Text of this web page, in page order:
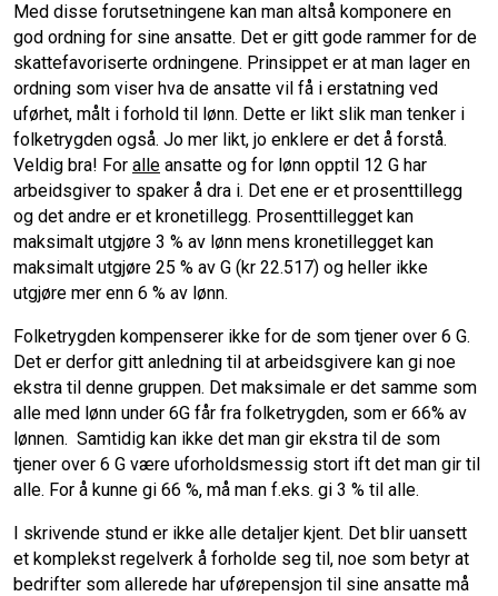
Med disse forutsetningene kan man altså komponere en
god ordning for sine ansatte. Det er gitt gode rammer for de
skattefavoriserte ordningene. Prinsippet er at man lager en
ordning som viser hva de ansatte vil få i erstatning ved
uførhet, målt i forhold til lønn. Dette er likt slik man tenker i
folketrygden også. Jo mer likt, jo enklere er det å forstå.
Veldig bra! For alle ansatte og for lønn opptil 12 G har
arbeidsgiver to spaker å dra i. Det ene er et prosenttillegg
og det andre er et kronetillegg. Prosenttillegget kan
maksimalt utgjøre 3 % av lønn mens kronetillegget kan
maksimalt utgjøre 25 % av G (kr 22.517) og heller ikke
utgjøre mer enn 6 % av lønn.
Folketrygden kompenserer ikke for de som tjener over 6 G.
Det er derfor gitt anledning til at arbeidsgivere kan gi noe
ekstra til denne gruppen. Det maksimale er det samme som
alle med lønn under 6G får fra folketrygden, som er 66% av
lønnen. Samtidig kan ikke det man gir ekstra til de som
tjener over 6 G være uforholdsmessig stort ift det man gir til
alle. For å kunne gi 66 %, må man f.eks. gi 3 % til alle.
I skrivende stund er ikke alle detaljer kjent. Det blir uansett
et komplekst regelverk å forholde seg til, noe som betyr at
bedrifter som allerede har uførepensjon til sine ansatte må